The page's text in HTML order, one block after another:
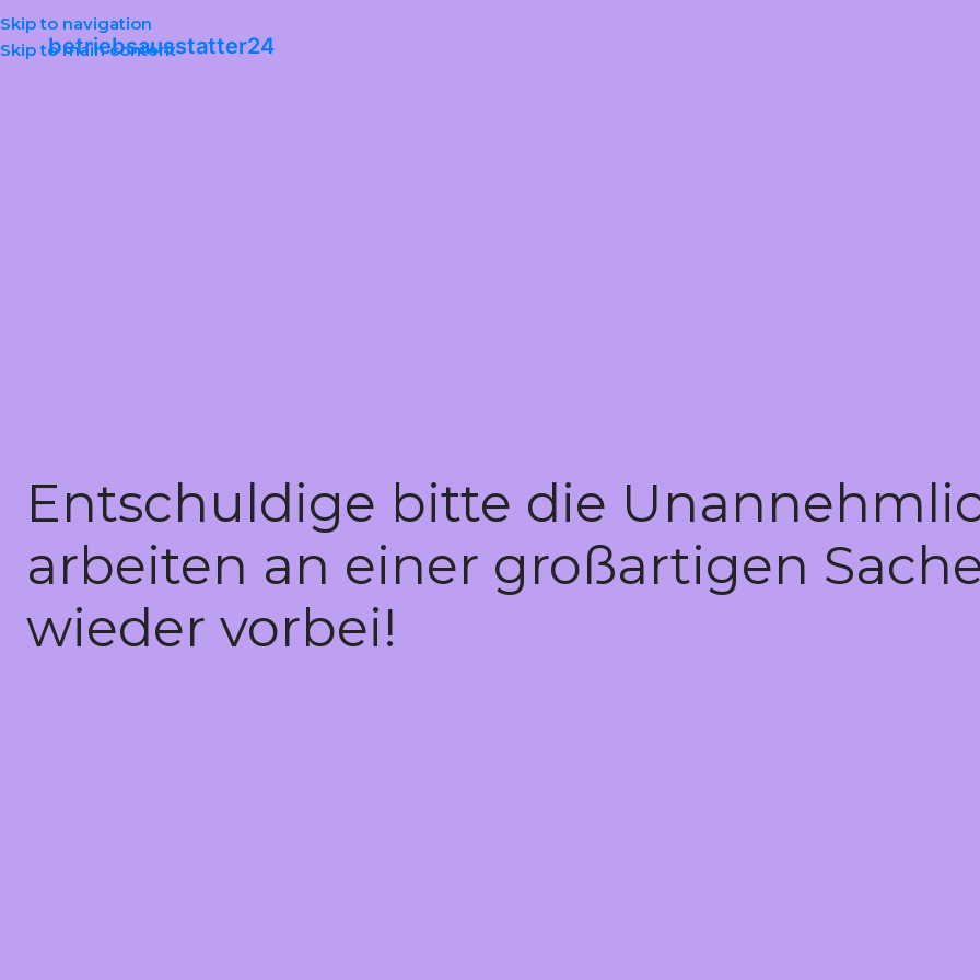
Skip to navigation
Skip to main content
betriebsausstatter24
Entschuldige bitte die
arbeiten an einer großartigen
wieder vorbei!